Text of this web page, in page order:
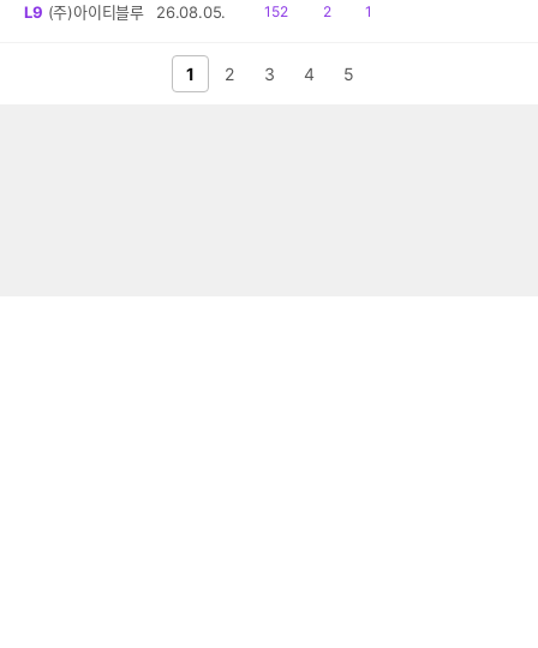
L9 (주)아이티블루 26.08.05.
읽
152
공
2
댓1
1 2 3 4 5
다음 페이지